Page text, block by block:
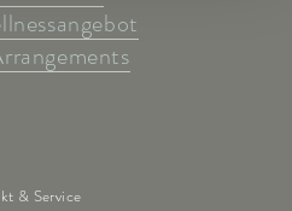
& Service